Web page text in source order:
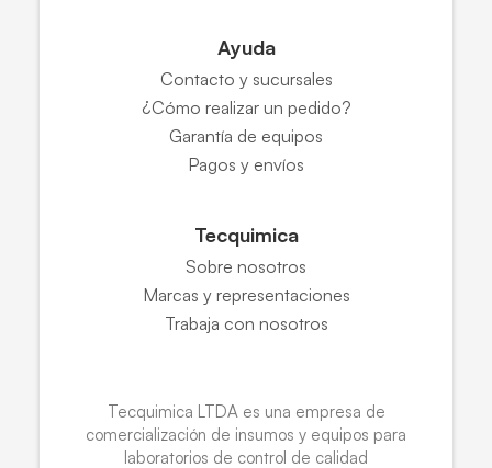
Ayuda
Contacto y sucursales
¿Cómo realizar un pedido?
Garantía de equipos
Pagos y envíos
Tecquimica
Sobre nosotros
Marcas y representaciones
Trabaja con nosotros
Tecquimica LTDA es una empresa de
comercialización de insumos y equipos para
laboratorios de control de calidad